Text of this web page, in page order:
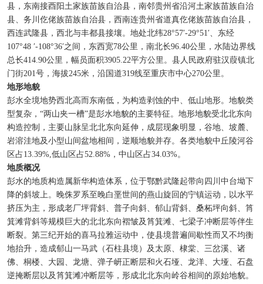
县，东南接酉阳土家族苗族自治县，南邻贵州省沿河土家族苗族自治
县、务川仡佬族苗族自治县，西南连贵州省道真仡佬族苗族自治县，
西连武隆县，西北与丰都县接壤。地处北纬28°57′-29°51′、东经
107°48 ′-108°36′之间，东西宽78公里，南北长96.40公里，水陆边界线
总长414.90公里，幅员面积3905.22平方公里。县人民政府驻汉葭镇北
门街201号，海拔245米，沿国道319线至重庆市中心270公里。
地形地貌
彭水全境地势西北高而东南低，为构造剥蚀的中、低山地形。地貌类
型复杂，“两山夹一槽”是彭水地貌的主要特征。地形地貌受北北东向
构造控制，主要山脉呈北北东向延伸，成层现象明显，谷地、坡麓、
岩溶洼地及小型山间盆地相间，逆顺地貌并存。各类地貌中丘陵河谷
区占13.39%,低山区占52.88%，中山区占34.03%。
地质概况
彭水的地质构造属新华构造体系，位于鄂黔武隆起带向四川中台坳下
降的斜坡上。晚侏罗系至晚白垩世间的燕山旋回的宁镇运动，以水平
挤压为主，形成老厂坪背斜、普子向斜、郁山背斜、桑柘坪向斜、筲
箕滩背斜等规模巨大的北北东向褶皱及筲箕滩、七梁子冲断层等伴生
断裂。第三纪开始的喜马拉雅运动中，使县境普遍间歇性而又不均衡
地抬升，造成郁山一马武（石柱县境）及太原、棣棠、三岔溪、诸
佛、桐楼、大园、龙塘、弹子岍正断层和火石垭、龙洋、大垭、石盘
逆掩断层以及筲箕滩冲断层等，形成北北东向岭谷相间的原始地貌。